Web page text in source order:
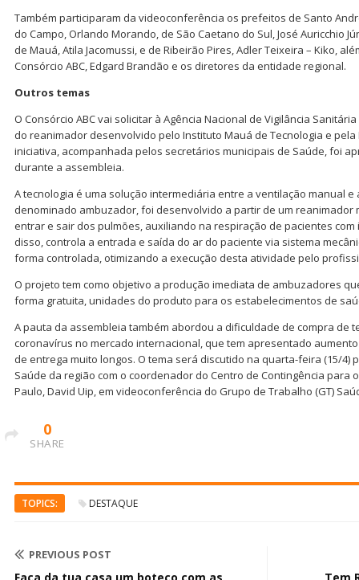
Também participaram da videoconferência os prefeitos de Santo
do Campo, Orlando Morando, de São Caetano do Sul, José Auricchio
de Mauá, Atila Jacomussi, e de Ribeirão Pires, Adler Teixeira – Kiko,
Consórcio ABC, Edgard Brandão e os diretores da entidade regional.
Outros temas
O Consórcio ABC vai solicitar à Agência Nacional de Vigilância
do reanimador desenvolvido pelo Instituto Mauá de Tecnologia e pela
iniciativa, acompanhada pelos secretários municipais de Saúde, foi
durante a assembleia.
A tecnologia é uma solução intermediária entre a ventilação manual
denominado ambuzador, foi desenvolvido a partir de um reanimador
entrar e sair dos pulmões, auxiliando na respiração de pacientes
disso, controla a entrada e saída do ar do paciente via sistema
forma controlada, otimizando a execução desta atividade pelo
O projeto tem como objetivo a produção imediata de ambuzadores
forma gratuita, unidades do produto para os estabelecimentos de
A pauta da assembleia também abordou a dificuldade de compra de
coronavírus no mercado internacional, que tem apresentado
de entrega muito longos. O tema será discutido na quarta-feira (15/4)
Saúde da região com o coordenador do Centro de Contingência para
Paulo, David Uip, em videoconferência do Grupo de Trabalho (GT)
0
SHARE
TOPICS: DESTAQUE
PREVIOUS POST